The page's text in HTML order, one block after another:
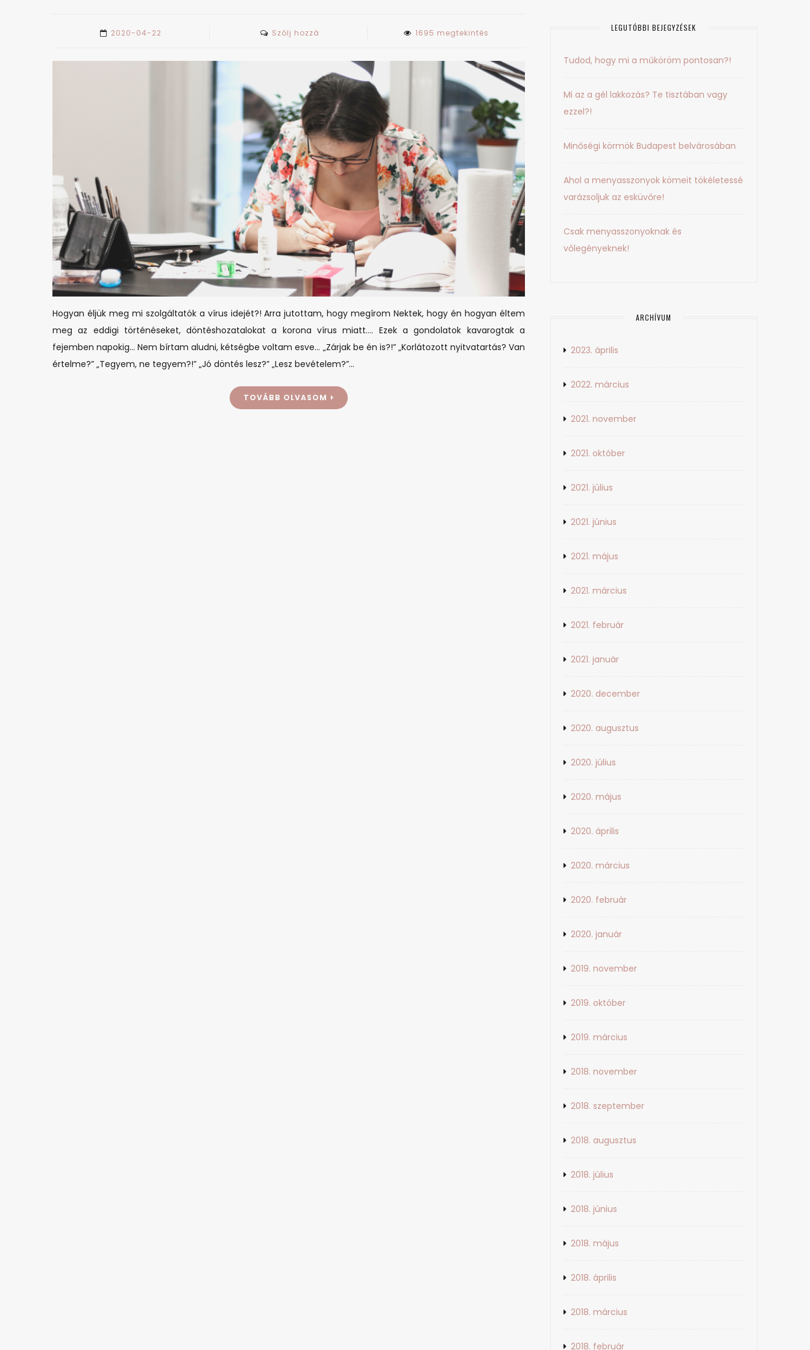
2020-04-22 Szólj hozzá
#karantén
#maradjotthon
1695 megtekintés
Hogyan éljük meg mi szolgáltatók a vírus idejét?! Arra jutottam, hogy megírom Nektek, hogy én hogyan éltem
meg az eddigi történéseket, döntéshozatalokat a korona vírus miatt…. Ezek a gondolatok kavarogtak a
fejemben napokig… Nem bírtam aludni, kétségbe voltam esve… „Zárjak be én is?!” „Korlátozott nyitvatartás? Van
értelme?” „Tegyem, ne tegyem?!” „Jó döntés lesz?” „Lesz bevételem?”…
TOVÁBB OLVASOM
LEGUTÓBBI BEJEGYZÉSEK
Tudod, hogy mi a műköröm pontosan?!
Mi az a gél lakkozás? Te tisztában vagy
ezzel?!
Minőségi körmök Budapest belvárosában
Ahol a menyasszonyok kömeit tökéletessé
varázsoljuk az esküvőre!
Csak menyasszonyoknak és
vőlegényeknek!
ARCHÍVUM
2023. április
2022. március
2021. november
2021. október
2021. július
2021. június
2021. május
2021. március
2021. február
2021. január
2020. december
2020. augusztus
2020. július
2020. május
2020. április
2020. március
2020. február
2020. január
2019. november
2019. október
2019. március
2018. november
2018. szeptember
2018. augusztus
2018. július
2018. június
2018. május
2018. április
2018. március
2018. február